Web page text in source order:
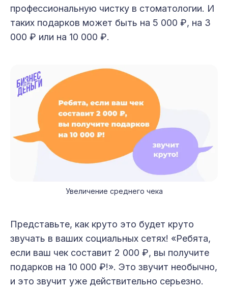
профессиональную чистку в стоматологии. И
таких подарков может быть на 5 000 ₽, на 3
000 ₽ или на 10 000 ₽.
Увеличение среднего чека
Представьте, как круто это будет круто
звучать в ваших социальных сетях! «Ребята,
если ваш чек составит 2 000 ₽, вы получите
подарков на 10 000 ₽!». Это звучит необычно,
и это звучит уже действительно серьезно.